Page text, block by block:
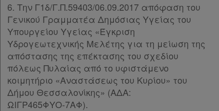
6. Την Γ1δ/Γ.Π.59403/06.09.2017 απόφαση του
Γενικού Γραμματέα Δημόσιας Υγείας του
Υπουργείου Υγείας «Έγκριση
Υδρογεωτεχνικής Μελέτης για τη μείωση της
απόστασης της επέκτασης του σχεδίου
πόλεως Πυλαίας από το υφιστάμενο
κοιμητήριο «Αναστάσεως του Κυρίου» του
Δήμου Θεσσαλονίκης» (ΑΔΑ:
ΩΙΓΡ465ΦΥΟ-7ΑΦ).